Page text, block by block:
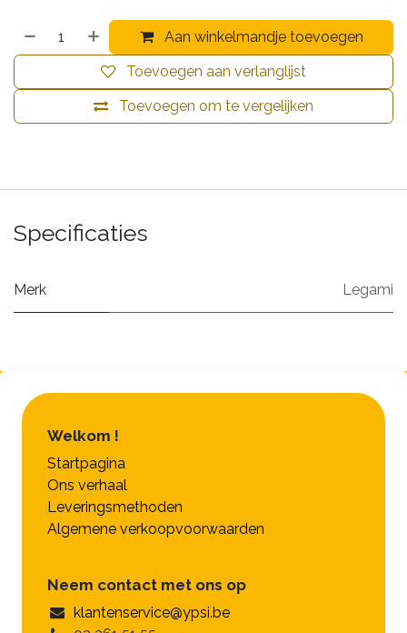
Aan winkelmandje toevoegen
Toevoegen om te vergelijken
Toevoegen aan verlanglijst
Specificaties
Merk Legami
Welkom !
Startpagina
Ons verhaal
Leveringsmethoden
Algemene verkoopvoorwaarden
Neem contact met ons op
klantenservice@ypsi.be